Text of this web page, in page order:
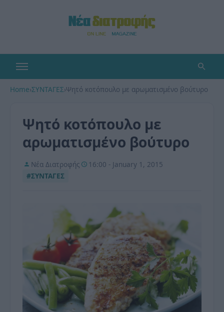
Home›ΣΥΝΤΑΓΕΣ›Ψητό κοτόπουλο με αρωματισμένο βούτυρο
Ψητό κοτόπουλο με
αρωματισμένο βούτυρο
Νέα Διατροφής
16:00 - January 1, 2015
#ΣΥΝΤΑΓΕΣ